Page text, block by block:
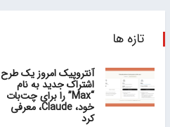
تازه ها
آنتروپیک امروز یک طرح
اشتراک جدید به نام
“Max” را برای چت‌بات
خود، Claude، معرفی
کرد